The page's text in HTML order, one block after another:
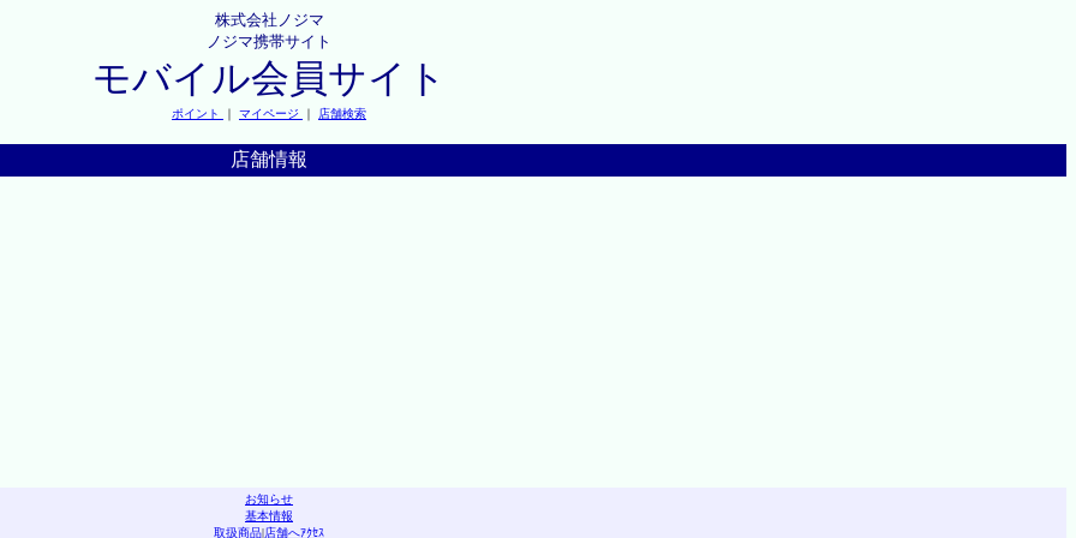
株式会社ノジマ
ノジマ携帯サイト
モバイル会員サイト
ポイント ｜ マイページ ｜ 店舗検索
店舗情報
お知らせ
基本情報
取扱商品|店舗へｱｸｾｽ